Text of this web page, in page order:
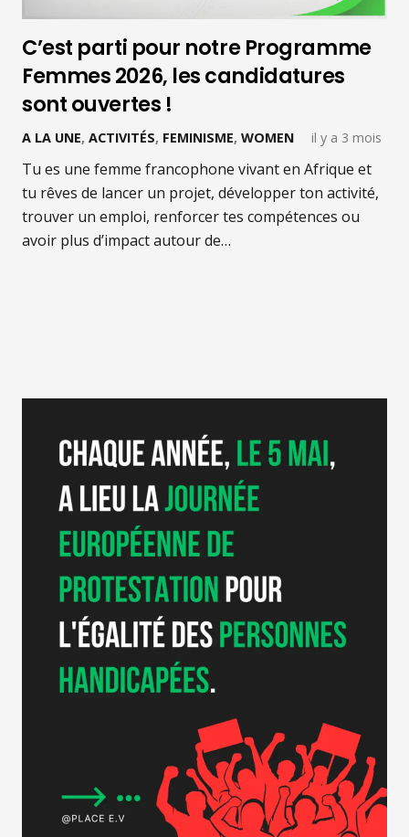
C’est parti pour notre Programme
Femmes 2026, les candidatures
sont ouvertes !
A LA UNE, ACTIVITÉS, FEMINISME, WOMEN il y a 3 mois
Tu es une femme francophone vivant en Afrique et
tu rêves de lancer un projet, développer ton activité,
trouver un emploi, renforcer tes compétences ou
avoir plus d’impact autour de…